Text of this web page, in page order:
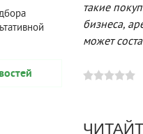
такие
бизнеса,
может